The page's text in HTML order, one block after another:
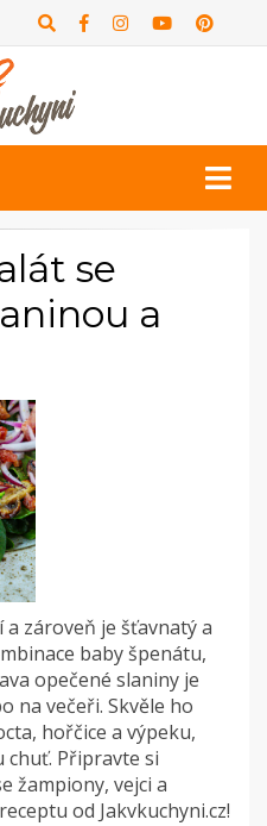
se
a
zároveň je šťavnatý a
baby špenátu,
opečené slaniny je
na večeři. Skvěle ho
hořčice a výpeku,
chuť. Připravte si
žampiony, vejci a
od Jakvkuchyni.cz!